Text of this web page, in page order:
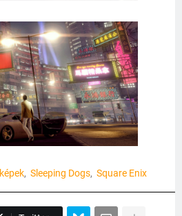
képek Sleeping Dogs Square Enix